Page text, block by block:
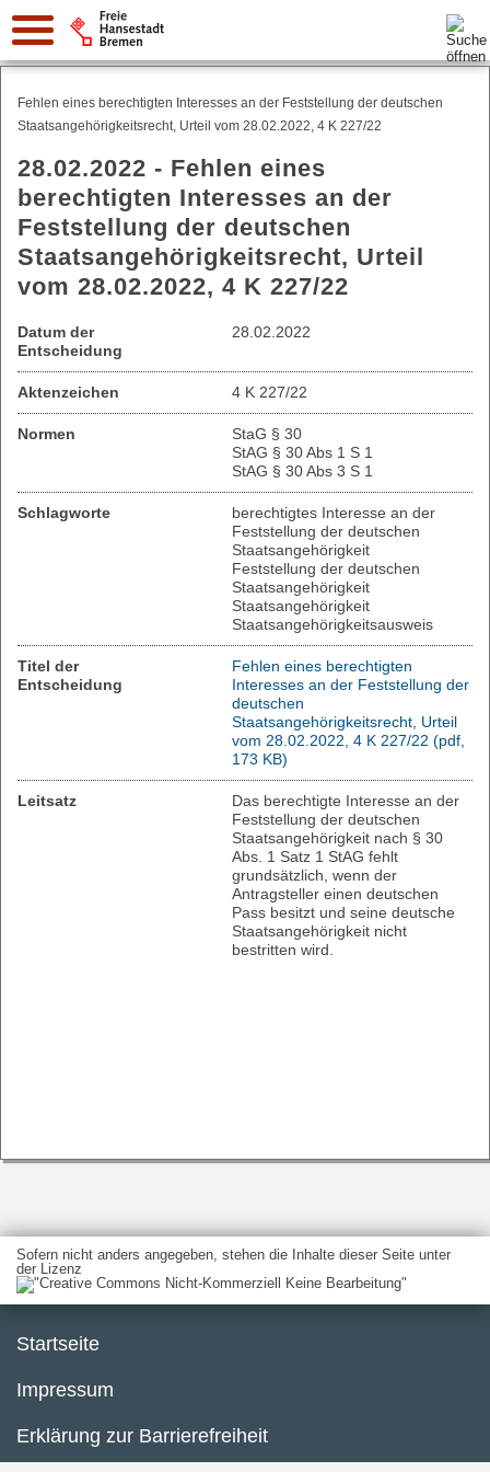
Suche:
Fehlen eines berechtigten Interesses an der Feststellung der deutschen
Staatsangehörigkeitsrecht, Urteil vom 28.02.2022, 4 K 227/22
28.02.2022 - Fehlen eines
berechtigten Interesses an der
Feststellung der deutschen
Staatsangehörigkeitsrecht, Urteil
vom 28.02.2022, 4 K 227/22
Datum der
Entscheidung
28.02.2022
Aktenzeichen 4 K 227/22
Normen
StaG § 30
StAG § 30 Abs 1 S 1
StAG § 30 Abs 3 S 1
Schlagworte
berechtigtes Interesse an der
Feststellung der deutschen
Staatsangehörigkeit
Feststellung der deutschen
Staatsangehörigkeit
Staatsangehörigkeit
Staatsangehörigkeitsausweis
Titel der
Entscheidung
Fehlen eines berechtigten
Interesses an der Feststellung der
deutschen
Staatsangehörigkeitsrecht, Urteil
vom 28.02.2022, 4 K 227/22 (pdf,
173 KB)
Leitsatz
Das berechtigte Interesse an der
Feststellung der deutschen
Staatsangehörigkeit nach § 30
Abs. 1 Satz 1 StAG fehlt
grundsätzlich, wenn der
Antragsteller einen deutschen
Pass besitzt und seine deutsche
Staatsangehörigkeit nicht
bestritten wird.
Sofern nicht anders angegeben, stehen die Inhalte dieser Seite unter
der Lizenz
Startseite
Impressum
Erklärung zur Barrierefreiheit